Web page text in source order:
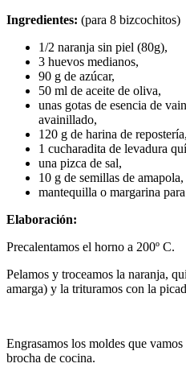
Ingredientes: (para 8 bizcochitos)
1/2 naranja sin piel (80g),
3 huevos medianos,
90 g de azúcar,
50 ml de aceite de oliva,
unas gotas de esencia de
avainillado,
120 g de harina de repostería,
1 cucharadita de levadura
una pizca de sal,
10 g de semillas de amapola,
mantequilla o margarina
Elaboración:
Precalentamos el horno a 200º C.
Pelamos y troceamos la naranja,
amarga) y la trituramos con la
Engrasamos los moldes que
brocha de cocina.